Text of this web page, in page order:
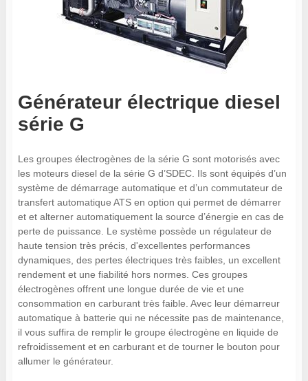
Générateur électrique diesel
série G
Les groupes électrogènes de la série G sont motorisés avec
les moteurs diesel de la série G d’SDEC. Ils sont équipés d’un
système de démarrage automatique et d’un commutateur de
transfert automatique ATS en option qui permet de démarrer
et et alterner automatiquement la source d’énergie en cas de
perte de puissance. Le système possède un régulateur de
haute tension très précis, d'excellentes performances
dynamiques, des pertes électriques très faibles, un excellent
rendement et une fiabilité hors normes. Ces groupes
électrogènes offrent une longue durée de vie et une
consommation en carburant très faible. Avec leur démarreur
automatique à batterie qui ne nécessite pas de maintenance,
il vous suffira de remplir le groupe électrogène en liquide de
refroidissement et en carburant et de tourner le bouton pour
allumer le générateur.